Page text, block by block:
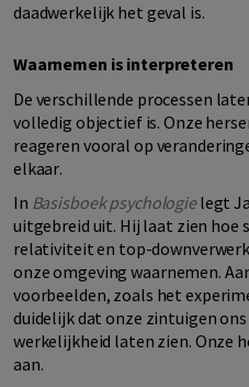
daadwerkelijk het geval is.
Waarnemen is interpreteren
De verschillende processen
volledig objectief is. Onze
reageren vooral op
elkaar.
In Basisboek psychologie legt
uitgebreid uit. Hij laat zien hoe
relativiteit en top-
onze omgeving waarnemen.
voorbeelden, zoals het
duidelijk dat onze zintuigen
werkelijkheid laten zien. Onze
aan.